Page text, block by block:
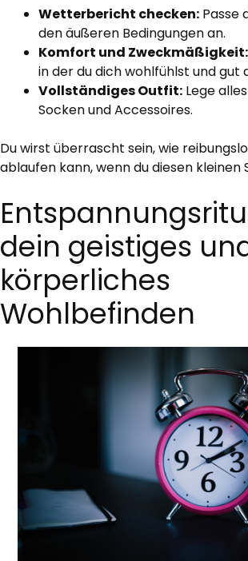
Wetterbericht checken: Passe
den äußeren Bedingungen an.
Komfort und Zweckmäßigkeit:
in der du dich wohlfühlst und gut
Vollständiges Outfit: Lege
Socken und Accessoires.
Du wirst überrascht sein, wie
ablaufen kann, wenn du diesen
dein geistiges
körperliches
Wohlbefinden